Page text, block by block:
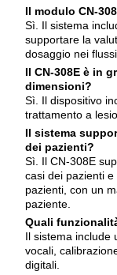
Il modulo CN-
Sì. Il sistema
supportare la
dosaggio nei
Il CN-308E è in
dimensioni?
Sì. Il dispositivo
trattamento a
Il sistema
dei pazienti?
Sì. Il CN-308E
casi dei pazienti
pazienti, con un
paziente.
Quali
Il sistema include
vocali,
digitali.